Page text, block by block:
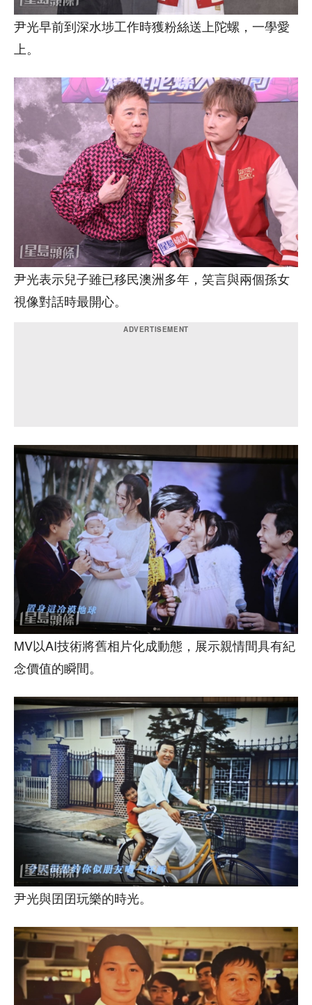
尹光早前到深水埗工作時獲粉絲送上陀螺，一學愛
上。
尹光表示兒子雖已移民澳洲多年，笑言與兩個孫女
視像對話時最開心。
MV以AI技術將舊相片化成動態，展示親情間具有紀
念價值的瞬間。
尹光與囝囝玩樂的時光。